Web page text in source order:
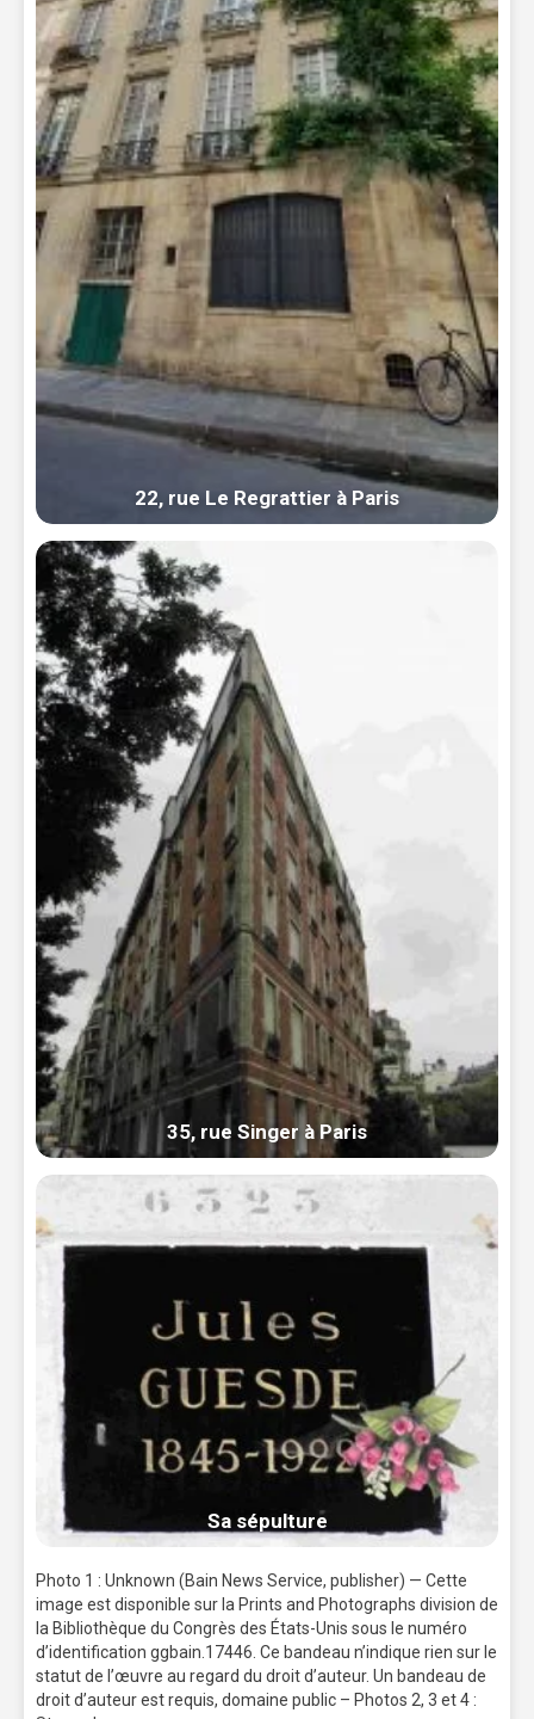
22, rue Le Regrattier à Paris
35, rue Singer à Paris
Sa sépulture
Photo 1 : Unknown (Bain News Service, publisher) — Cette
image est disponible sur la Prints and Photographs division de
la Bibliothèque du Congrès des États-Unis sous le numéro
d’identification ggbain.17446. Ce bandeau n’indique rien sur le
statut de l’œuvre au regard du droit d’auteur. Un bandeau de
droit d’auteur est requis, domaine public – Photos 2, 3 et 4 :